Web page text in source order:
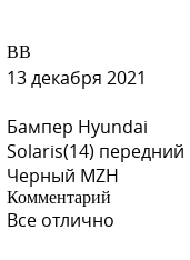
ВВ
13 декабря 2021
Бампер Hyundai
Solaris(14) передний
Черный MZH
Комментарий
Все отлично